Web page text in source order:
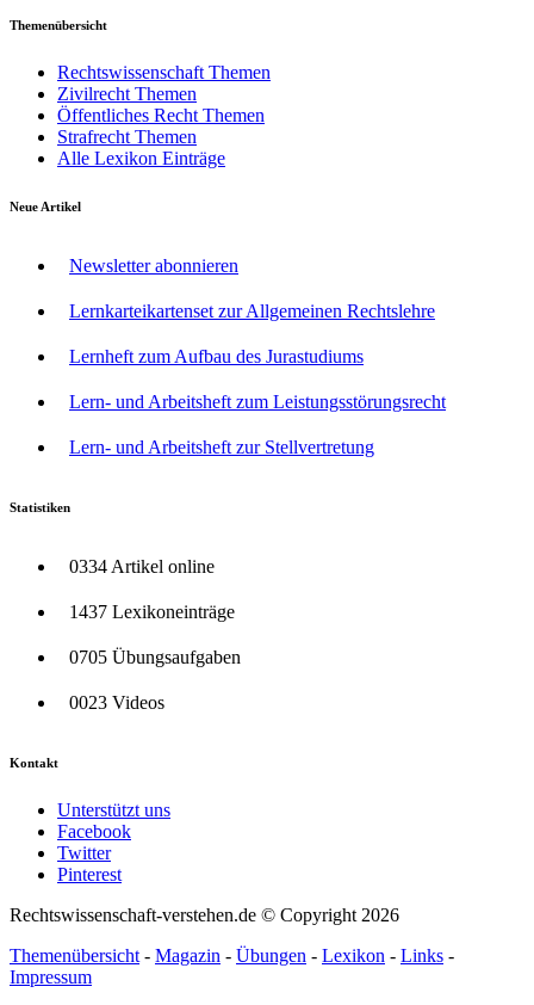
Themenübersicht
Rechtswissenschaft Themen
Zivilrecht Themen
Öffentliches Recht Themen
Strafrecht Themen
Alle Lexikon Einträge
Neue Artikel
Newsletter abonnieren
Lernkarteikartenset zur Allgemeinen Rechtslehre
Lernheft zum Aufbau des Jurastudiums
Lern- und Arbeitsheft zum Leistungsstörungsrecht
Lern- und Arbeitsheft zur Stellvertretung
Statistiken
0334 Artikel online
1437 Lexikoneinträge
0705 Übungsaufgaben
0023 Videos
Kontakt
Unterstützt uns
Facebook
Twitter
Pinterest
Rechtswissenschaft-verstehen.de © Copyright 2026
Themenübersicht - Magazin - Übungen - Lexikon - Links -
Impressum